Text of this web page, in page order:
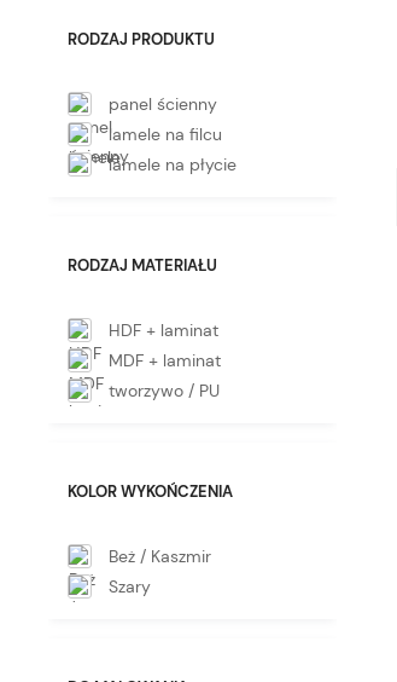
RODZAJ PRODUKTU
panel ścienny
lamele na filcu
lamele na płycie
RODZAJ MATERIAŁU
HDF + laminat
MDF + laminat
tworzywo / PU
KOLOR WYKOŃCZENIA
Beż / Kaszmir
Szary